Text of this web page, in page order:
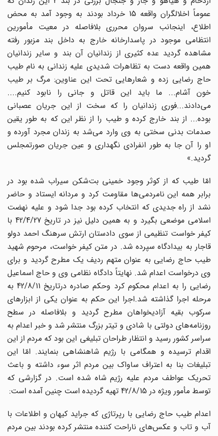
عموماً اخلالگران واقعه 15 خرداد بودند به وجود آمد به محض
اطلاع، اینجانب سروان محررى بلافاصله در معیت مأمورین
انتظامى موجود در پاسدارخانه خارج به داخل بند مزبور رفته
مشاهده گردید عده کثیرى از زندانیان آن بند و سایر زندانیان
همین واقعه دست به تظاهرات شدیدى علیه زندانى به نام طیب
حاج رضایى زده و شعارهایى تحت این عناوین: مرگ بر طیب
خون آشام... ما باید این قاتل و جانى را نابود کنیم....
مى‌دادند...فورى زندانیان را که سخت از این جریان عصبانى
بوده... از بند خارج کرده و طیب را از نظر این که به طور یقین
صدمات بدنى سختى به وى وارد مى‌شد به زندان مجرد آورده و
او را آن جا به طور انفرادى نگهدارى و عین جریان صورتمجلس
گردید.»
امّا طیب که از کوثر وجود خمینى بت‌شکن سیراب شده بود در
برابر همه این نامردمی‌ها مقاومت کرد و مردانه ایستاد و حاضر
نشد از راه جدیدى که انتخاب کرده بود جدا شود و علیه نهضت
اسلامى موضعى بگیرد و به همین دلیل نیز در تاریخ 42/4/27 با
کیفر خواست تنظیمى از سوى دادستان ارتش سرهنگ احمد دولو
قاجار به بیدادگاه سپرده شد. در متن کیفر خواست، مرحوم شهید
طیب حاج رضایى به عنوان متهم ردیف یک مطرح گردید و براى
وى درخواست اعدام شد. نهایتاً دادگاه نظامی وى و حاج اسماعیل
رضایى را به اعدام محکوم کرد وحکم صادره درتاریخ 42/8/11 به
مرحله اجرا گذاشته شد.اجرا این حکم به عنوان یکى از ابزارهاى
سرکوب بقیه آزادیخواهان مطرح گردید و بلافاصله در سطح
روزنامه‌هاى دولتى با شادى و تیتر بزرگ منتشر شد و خبر اعدام به
سراسر کشور رسید و انتظار طراحان تبلیغى این بود که مردم از این
اقدام ترسیده و همگامى با رژیم شاهنشاهى بنمایند. امّا این
تبلیغات بنا به اعتراف ساواک بین مردم اثر سوء داشته و باعث
تحریک عواطف مردم علیه رژیم شاه شده است. در گزارشى که
توسط مأمور ویژه در 42/8/15 تهیه گردیده است چنین آمده است:
اعدام طیب حاج رضایى با رپرتاژى که جراید کیهان و اطلاعات با
آب و تاب و عکس‌هاى ناراحت کننده منتشر کرده بودند بین مردم